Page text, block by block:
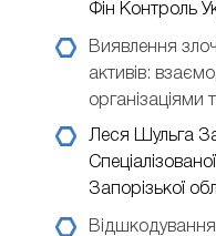
Фін Контроль
Виявлення
активів:
Леся Шульга
Запорізької
Відшкодування